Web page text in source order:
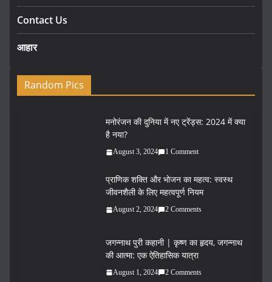
Contact Us
आहार
Random Pics
मनोरंजन की दुनिया में नए ट्रेंड्स: 2024 में क्या
है नया?
August 3, 2024 1 Comment
प्राणिक शक्ति और भोजन का महत्व: स्वस्थ
जीवनशैली के लिए महत्वपूर्ण नियम
August 2, 2024 2 Comments
जगन्नाथ पुरी कहानी | कृष्ण का हृदय, जगन्नाथ
की आत्मा: एक ऐतिहासिक यात्रा
August 1, 2024 2 Comments